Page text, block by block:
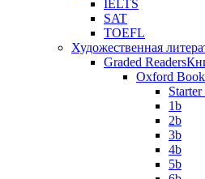
IELTS
SAT
TOEFL
Художественная
Graded Readers
Oxford
Starter
1b
2b
3b
4b
5b